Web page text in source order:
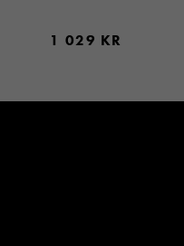
1 029 KR